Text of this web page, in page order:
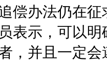
偿办法仍在
表示，可以
，并且一定